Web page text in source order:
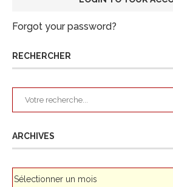
Forgot your password?
RECHERCHER
ARCHIVES